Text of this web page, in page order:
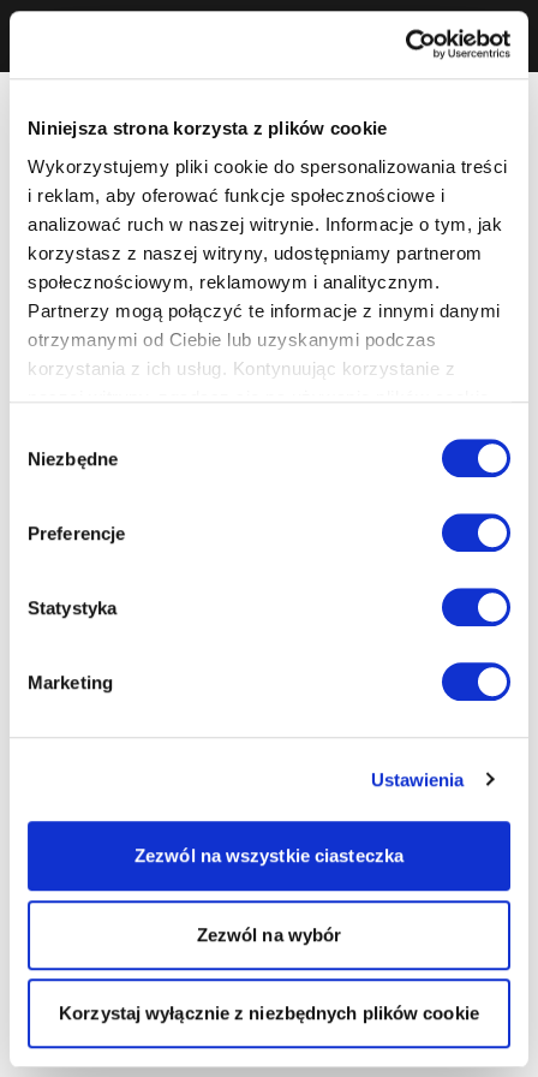
Niniejsza strona korzysta z plików cookie
Wykorzystujemy pliki cookie do spersonalizowania treści
i reklam, aby oferować funkcje społecznościowe i
analizować ruch w naszej witrynie. Informacje o tym, jak
korzystasz z naszej witryny, udostępniamy partnerom
społecznościowym, reklamowym i analitycznym.
Partnerzy mogą połączyć te informacje z innymi danymi
otrzymanymi od Ciebie lub uzyskanymi podczas
korzystania z ich usług. Kontynuując korzystanie z
zgody
Niezbędne
Preferencje
Statystyka
Marketing
Ustawienia
Zezwól na wszystkie ciasteczka
Zezwól na wybór
Korzystaj wyłącznie z niezbędnych plików cookie